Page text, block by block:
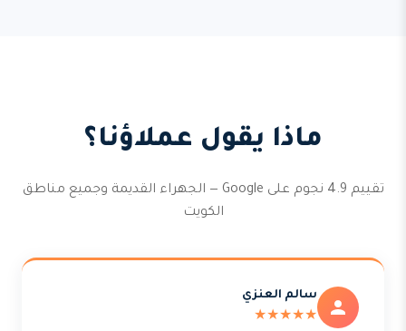
ماذا يقول عملاؤنا؟
تقييم 4.9 نجوم على Google — الجهراء القديمة وجميع مناطق
الكويت
سالم العنزي
★★★★★